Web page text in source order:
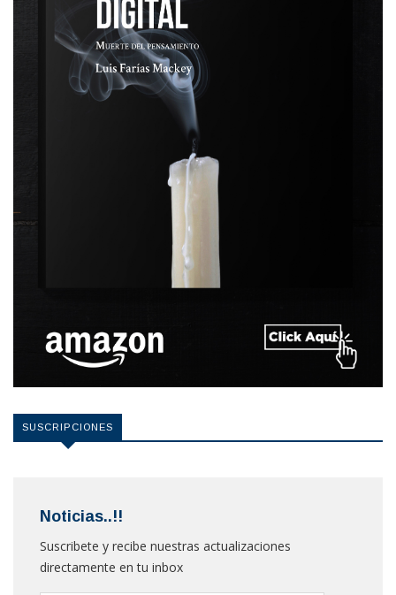
SUSCRIPCIONES
Noticias..!!
Suscribete y recibe nuestras actualizaciones
directamente en tu inbox